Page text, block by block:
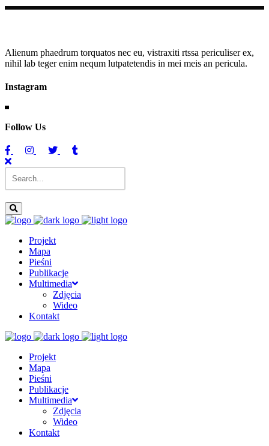
Alienum phaedrum torquatos nec eu, vistraxiti rtssa periculiser ex,
nihil lab teger enim nequm lutpatetendis in mei meis an pericula.
Instagram
Follow Us
Projekt
Mapa
Pieśni
Publikacje
Multimedia
Zdjęcia
Wideo
Kontakt
Projekt
Mapa
Pieśni
Publikacje
Multimedia
Zdjęcia
Wideo
Kontakt